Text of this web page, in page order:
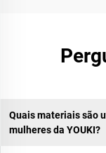
Quais materiais são
mulheres da YOUKI?